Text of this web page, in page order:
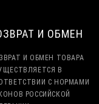
И ОБМЕН
И ОБМЕН ТОВАРА
В
С НОРМАМИ
РОССИЙСКОЙ